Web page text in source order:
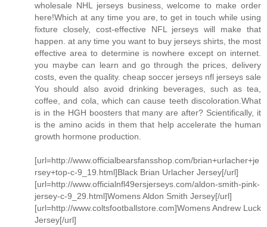
wholesale NHL jerseys business, welcome to make order
here!Which at any time you are, to get in touch while using
fixture closely, cost-effective NFL jerseys will make that
happen. at any time you want to buy jerseys shirts, the most
effective area to determine is nowhere except on internet.
you maybe can learn and go through the prices, delivery
costs, even the quality. cheap soccer jerseys nfl jerseys sale
You should also avoid drinking beverages, such as tea,
coffee, and cola, which can cause teeth discoloration.What
is in the HGH boosters that many are after? Scientifically, it
is the amino acids in them that help accelerate the human
growth hormone production.
[url=http://www.officialbearsfansshop.com/brian+urlacher+je
rsey+top-c-9_19.html]Black Brian Urlacher Jersey[/url]
[url=http://www.officialnfl49ersjerseys.com/aldon-smith-pink-
jersey-c-9_29.html]Womens Aldon Smith Jersey[/url]
[url=http://www.coltsfootballstore.com]Womens Andrew Luck
Jersey[/url]